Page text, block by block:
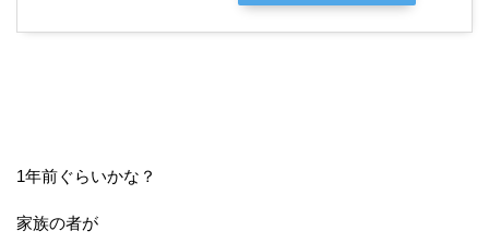
1年前ぐらいかな？
家族の者が